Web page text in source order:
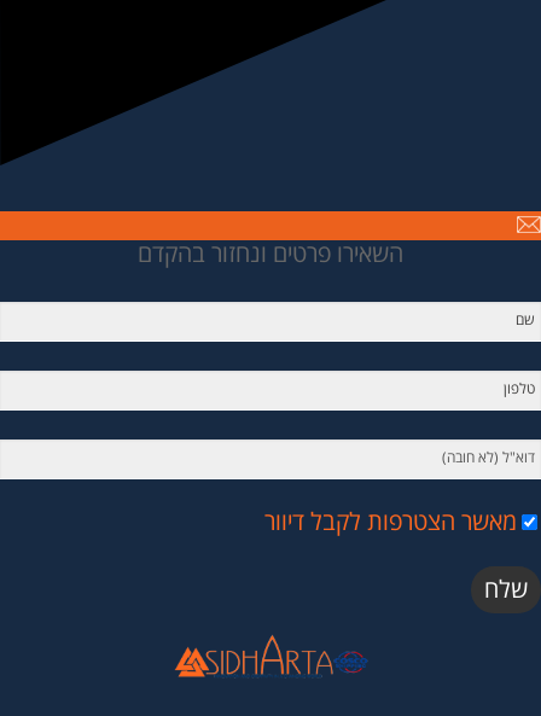
השאירו פרטים ונחזור בהקדם
מאשר הצטרפות לקבל דיוור